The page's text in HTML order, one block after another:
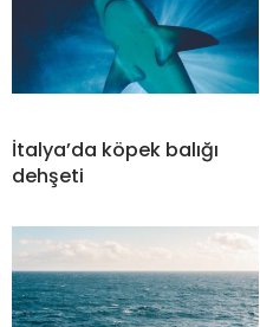
İtalya’da köpek balığı
dehşeti